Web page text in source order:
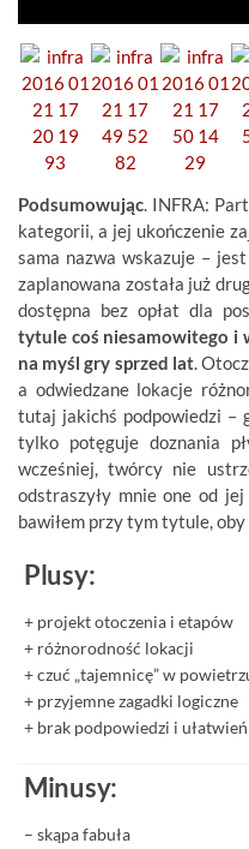
Podsumowując. INFRA:
kategorii, a jej ukończenie
sama nazwa wskazuje –
zaplanowana została już
dostępna bez opłat dla
tytule coś niesamowitego i
na myśl gry sprzed lat.
a odwiedzane lokacje
tutaj jakichś podpowiedzi –
tylko potęguje doznania
wcześniej, twórcy nie
odstraszyły mnie one od
bawiłem przy tym tytule,
Plusy:
+ projekt otoczenia i etapów
+ różnorodność lokacji
+ czuć „tajemnicę” w
+ przyjemne zagadki logiczne
+ brak podpowiedzi i ułatwień
Minusy:
– skąpa fabuła